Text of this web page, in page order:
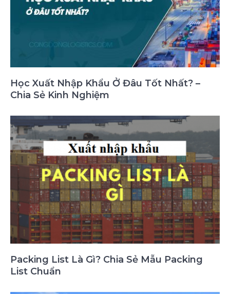
Học Xuất Nhập Khẩu Ở Đâu Tốt Nhất? –
Chia Sẻ Kinh Nghiệm
Packing List Là Gì? Chia Sẻ Mẫu Packing
List Chuẩn